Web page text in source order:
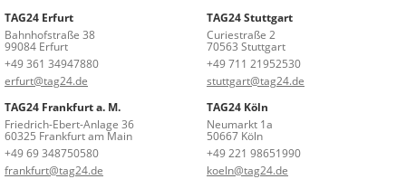
TAG24 Erfurt
Bahnhofstraße 38
99084 Erfurt
+49 361 34947880
erfurt@tag24.de
TAG24 Stuttgart
Curiestraße 2
70563 Stuttgart
+49 711 21952530
stuttgart@tag24.de
TAG24 Frankfurt a. M.
Friedrich-Ebert-Anlage 36
60325 Frankfurt am Main
+49 69 348750580
frankfurt@tag24.de
TAG24 Köln
Neumarkt 1a
50667 Köln
+49 221 98651990
koeln@tag24.de